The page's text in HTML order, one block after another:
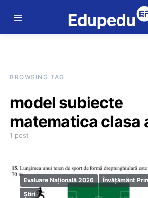
BROWSING TAG
model subiecte
matematica clasa
1 post
Evaluare Națională 2026 Învățământ
Știri